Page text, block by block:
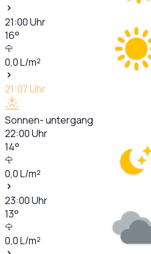
21:00Uhr
16°
0,0L/m²
21:07Uhr
Sonnen- untergang
22:00Uhr
14°
0,0L/m²
23:00Uhr
13°
0,0L/m²